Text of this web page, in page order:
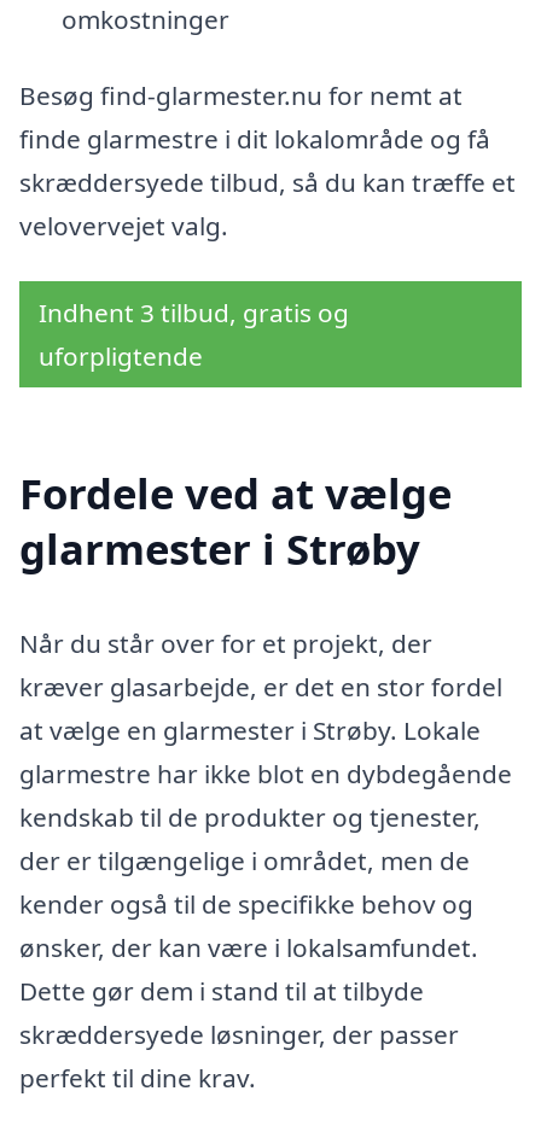
omkostninger
Besøg find-glarmester.nu for nemt at
finde glarmestre i dit lokalområde og få
skræddersyede tilbud, så du kan træffe et
velovervejet valg.
Indhent 3 tilbud, gratis og
uforpligtende
Fordele ved at vælge
glarmester i Strøby
Når du står over for et projekt, der
kræver glasarbejde, er det en stor fordel
at vælge en glarmester i Strøby. Lokale
glarmestre har ikke blot en dybdegående
kendskab til de produkter og tjenester,
der er tilgængelige i området, men de
kender også til de specifikke behov og
ønsker, der kan være i lokalsamfundet.
Dette gør dem i stand til at tilbyde
skræddersyede løsninger, der passer
perfekt til dine krav.